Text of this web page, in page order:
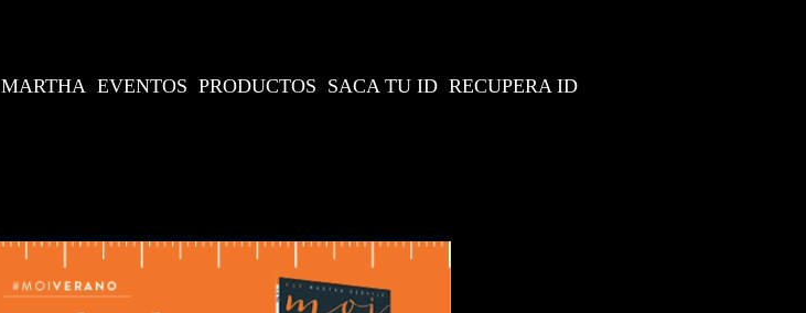
MARTHA EVENTOS PRODUCTOS SACA TU ID RECUPERA ID